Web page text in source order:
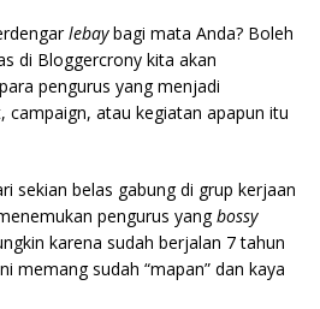
lebaybagi mata Anda? Boleh
di Bloggercrony kita akan
pengurus yang menjadi
campaign, atau kegiatan apapun itu
sekian belas gabung di grup kerjaan
pengurus yangbossy
karena sudah berjalan 7 tahun
memang sudah “mapan” dan kaya